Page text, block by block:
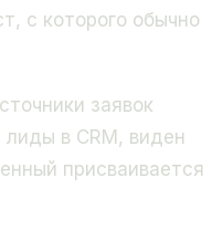
с которого обычно
заявок
в CRM, виден
присваивается